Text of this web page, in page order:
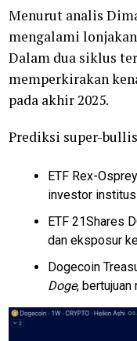
Menurut analis
mengalami
Dalam dua siklus
memperkirakan
pada akhir 2025.
Prediksi super-
ETF Rex-
investor
ETF 21Shares
dan eksposur
Dogecoin
Doge,